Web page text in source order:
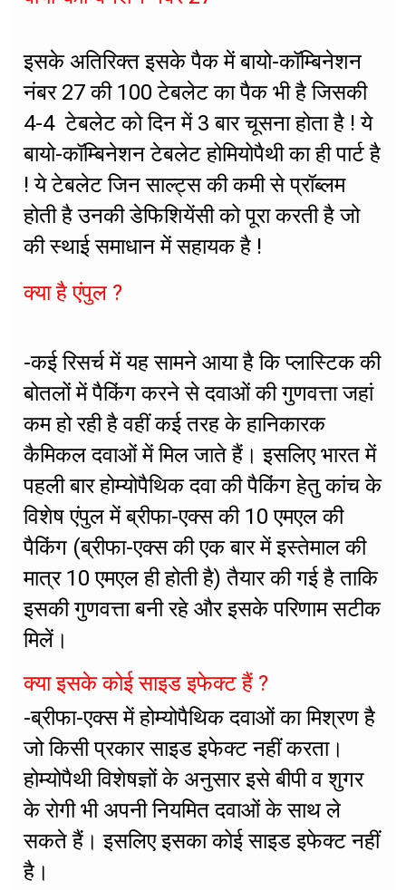
इसके अतिरिक्त इसके पैक में बायो-कॉम्बिनेशन
नंबर 27 की 100 टेबलेट का पैक भी है जिसकी
4-4 टेबलेट को दिन में 3 बार चूसना होता है ! ये
बायो-कॉम्बिनेशन टेबलेट होमियोपैथी का ही पार्ट है
! ये टेबलेट जिन साल्ट्स की कमी से प्रॉब्लम
होती है उनकी डेफिशियेंसी को पूरा करती है जो
की स्थाई समाधान में सहायक है !
क्या है एंपुल ?
-कई रिसर्च में यह सामने आया है कि प्लास्टिक की
बोतलों में पैकिंग करने से दवाओं की गुणवत्ता जहां
कम हो रही है वहीं कई तरह के हानिकारक
कैमिकल दवाओं में मिल जाते हैं। इसलिए भारत में
पहली बार होम्योपैथिक दवा की पैकिंग हेतु कांच के
विशेष एंपुल में ब्रीफा-एक्स की 10 एमएल की
पैकिंग (ब्रीफा-एक्स की एक बार में इस्तेमाल की
मात्र 10 एमएल ही होती है) तैयार की गई है ताकि
इसकी गुणवत्ता बनी रहे और इसके परिणाम सटीक
मिलें।
क्या इसके कोई साइड इफेक्ट हैं ?
-ब्रीफा-एक्स में होम्योपैथिक दवाओं का मिश्रण है
जो किसी प्रकार साइड इफेक्ट नहीं करता।
होम्योपैथी विशेषज्ञों के अनुसार इसे बीपी व शुगर
के रोगी भी अपनी नियमित दवाओं के साथ ले
सकते हैं। इसलिए इसका कोई साइड इफेक्ट नहीं
है।